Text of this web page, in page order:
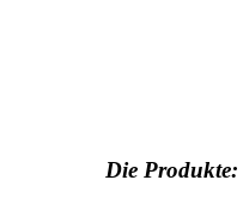
Die Produkte: